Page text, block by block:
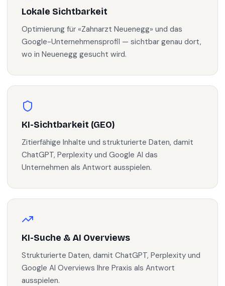
Lokale Sichtbarkeit
Optimierung für «Zahnarzt Neuenegg» und das
Google-Unternehmensprofil — sichtbar genau dort,
wo in Neuenegg gesucht wird.
KI-Sichtbarkeit (GEO)
Zitierfähige Inhalte und strukturierte Daten, damit
ChatGPT, Perplexity und Google AI das
Unternehmen als Antwort ausspielen.
KI-Suche & AI Overviews
Strukturierte Daten, damit ChatGPT, Perplexity und
Google AI Overviews Ihre Praxis als Antwort
ausspielen.